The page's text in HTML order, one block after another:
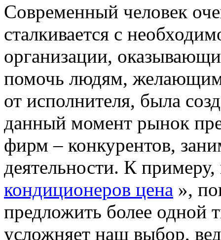
Современный человек
сталкивается с
организации,
помочь людям, желающим
от исполнителя, была
данный момент рынок
фирм – конкурентов,
деятельности. К
кондиционеров цена »,
предложить более одной
усложняет наш выбор,